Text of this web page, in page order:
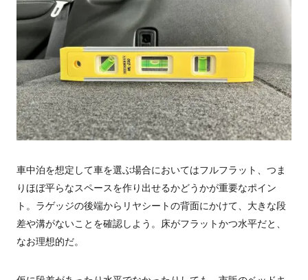
車中泊を想定して車を選ぶ場合においてはフルフラット、つま
りほぼ平らなスペースを作り出せるかどうかが重要なポイン
ト。ラゲッジの後端からリヤシートの背面にかけて、大きな段
差や溝がないことを確認しよう。床がフラットかつ水平だと、
なお理想的だ。